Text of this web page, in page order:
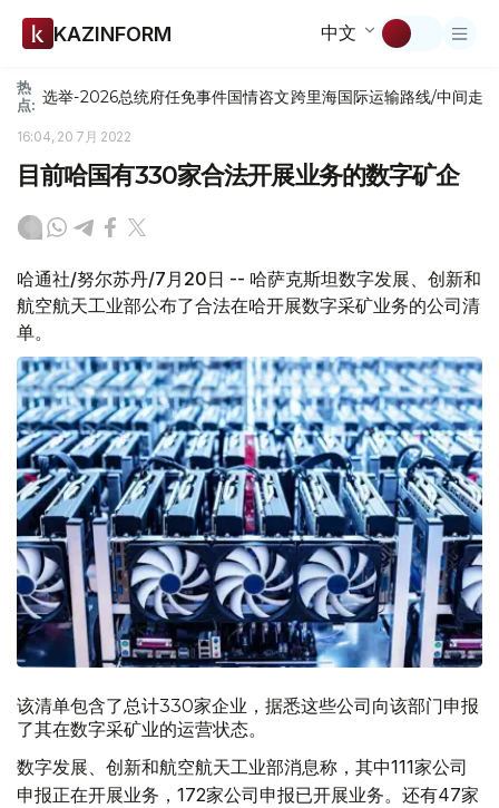
KAZINFORM 中文
热
点: 选举-2026总统府任免事件国情咨文跨里海国际运输路线/中间走廊
16:04, 20 7月 2022
目前哈国有330家合法开展业务的数字矿企
哈通社/努尔苏丹/7月20日 -- 哈萨克斯坦数字发展、创新和
航空航天工业部公布了合法在哈开展数字采矿业务的公司清
单。
该清单包含了总计330家企业，据悉这些公司向该部门申报
了其在数字采矿业的运营状态。
数字发展、创新和航空航天工业部消息称，其中111家公司
申报正在开展业务，172家公司申报已开展业务。还有47家